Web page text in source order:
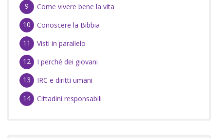
Come vivere bene la vita
Conoscere la Bibbia
Visti in parallelo
I perché dei giovani
IRC e diritti umani
Cittadini responsabili